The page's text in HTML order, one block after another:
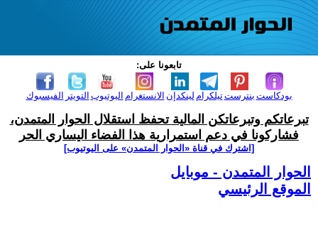
تابعونا على:
الفيسبوك التويتر اليوتيوب الانستغرام لينكدإن تيلكرامبنترست بودكاست
تبرعاتكم وتبرعاتكن المالية تحفظ استقلال الحوار المتمدن،
فشاركونا في دعم استمرارية هذا الفضاء اليساري الحر
[اشترك في قناة ‫«الحوار المتمدن» على اليوتيوب]
الحوار المتمدن - موبايل
الموقع الرئيسي